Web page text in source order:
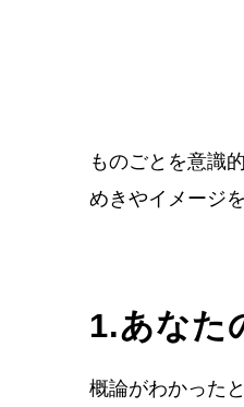
ものごとを意識
めきやイメージ
1.あなた
概論がわかった